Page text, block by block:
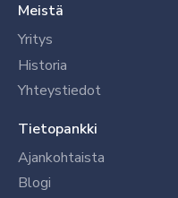
Meistä
Yritys
Historia
Yhteystiedot
Tietopankki
Ajankohtaista
Blogi